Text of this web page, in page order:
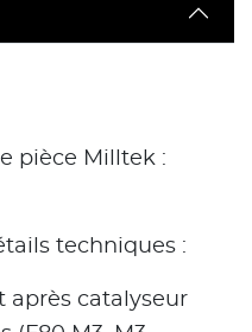
pièce Milltek :
techniques :
après catalyseur